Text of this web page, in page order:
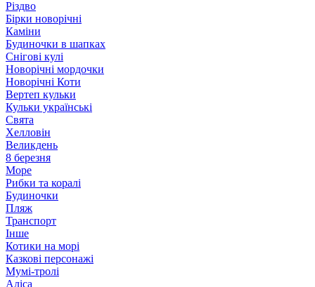
Різдво
Бірки новорічні
Каміни
Будиночки в шапках
Снігові кулі
Новорічні мордочки
Новорічні Коти
Вертеп кульки
Кульки українські
Свята
Хелловін
Великдень
8 березня
Море
Рибки та коралі
Будиночки
Пляж
Транспорт
Інше
Котики на морі
Казкові персонажі
Мумі-тролі
Аліса